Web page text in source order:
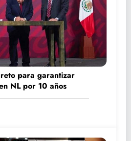
para garantizar
NL por 10 años